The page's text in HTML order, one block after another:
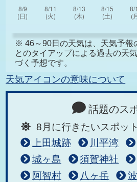
※ 46～90日の天気は、天気予報
とのタイアップによる過去の天
づく予想です。
天気アイコンの意味について
話題のス
8月に行きたいスポット
上田城跡
川平湾
城ヶ島
須賀神社
阿智村
八ヶ岳